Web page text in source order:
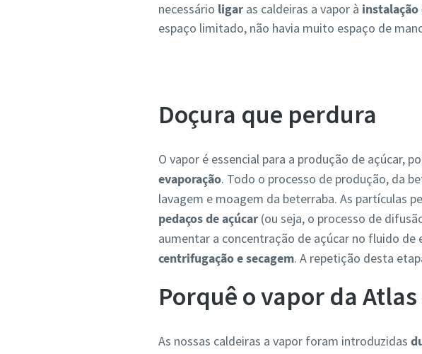
necessário ligar as caldeiras a vapor à instalação
espaço limitado, não havia muito espaço de
Doçura que perdura
O vapor é essencial para a produção de açúcar,
evaporação. Todo o processo de produção, da
lavagem e moagem da beterraba. As partículas
pedaços de açúcar (ou seja, o processo de
aumentar a concentração de açúcar no fluido
centrifugação e secagem. A repetição desta
Porquê o vapor da
As nossas caldeiras a vapor foram introduzidas